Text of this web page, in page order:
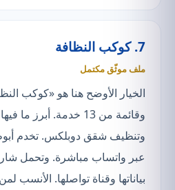
7. كوكب النظافة
ملف موثّق مكتمل
الخيار الأوضح هنا هو «كوكب
وقائمة من 13 خدمة.
وتنظيف شقق دوبلكس. تخدم
عبر واتساب مباشرة. وتحمل
بياناتها وقناة تواصلها.